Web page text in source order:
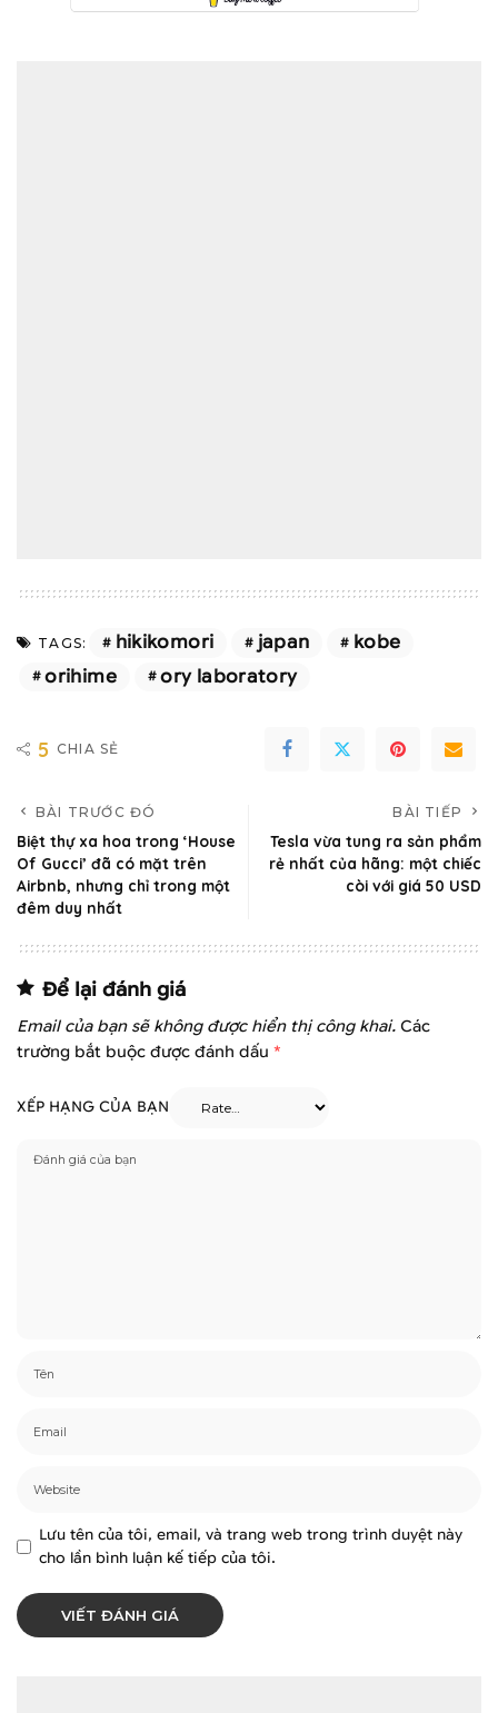
TAGS: hikikomori japan
kobe
orihime
ory laboratory
5 CHIA SẺ
BÀI TRƯỚC ĐÓ
Biệt thự xa hoa trong ‘House
Of Gucci’ đã có mặt trên
Airbnb, nhưng chỉ trong một
đêm duy nhất
BÀI TIẾP
Tesla vừa tung ra sản phẩm
rẻ nhất của hãng: một chiếc
còi với giá 50 USD
Để lại đánh giá
Email của bạn sẽ không được hiển thị công khai. Các
trường bắt buộc được đánh dấu *
XẾP HẠNG CỦA BẠN
Lưu tên của tôi, email, và trang web trong trình duyệt này
cho lần bình luận kế tiếp của tôi.